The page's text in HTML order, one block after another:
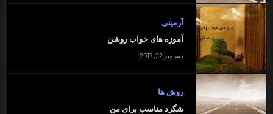
آرمیتی
آموزه های خواب روشن
دسامبر 22, 2017
روش ها
شگرد مناسب برای من